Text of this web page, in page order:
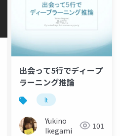
unreal engine
出会って5行でディープ
ラーニング推論
lt
Yukino
Ikegami
101